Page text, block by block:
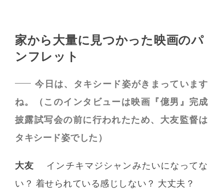
家から大量に見つかった映画のパ
ンフレット
今日は、タキシード姿がきまっています
ね。（このインタビューは映画『億男』完成
披露試写会の前に行われたため、大友監督は
タキシード姿でした）
大友
インチキマジシャンみたいになってな
い？ 着せられている感じしない？ 大丈夫？